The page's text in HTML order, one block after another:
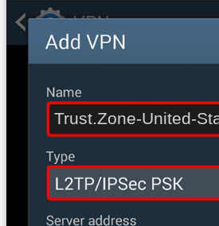
Trust.Zone-United-